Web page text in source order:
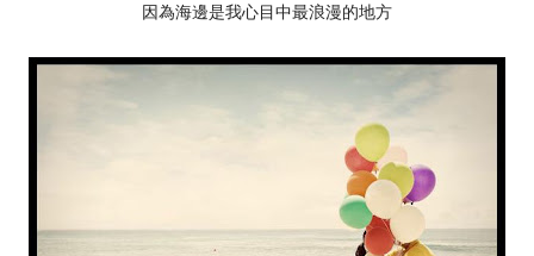
因為海邊是我心目中最浪漫的地方